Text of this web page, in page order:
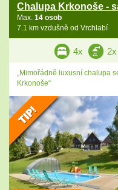
Chalupa Krkonoše -
Max. 14 osob
7.1 km vzdušně od Vrchlabí
4x 2x
„Mimořádně luxusní chalupa
Krkonoše“